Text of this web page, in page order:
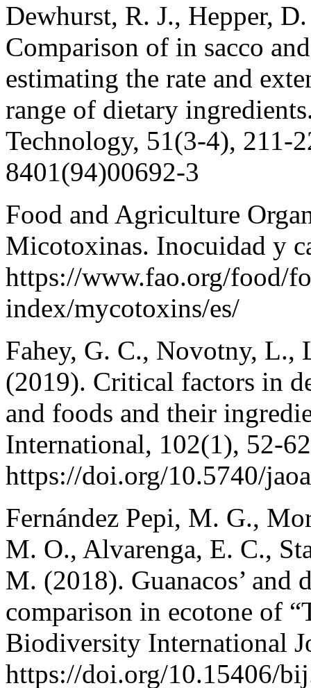
Dewhurst, R. J., Hepper,
Comparison of in sacco
estimating the rate and
range of dietary
Technology, 51(3-4), 211-
8401(94)00692-3
Food and Agriculture
Micotoxinas. Inocuidad y
https://www.fao.org/food/
index/mycotoxins/es/
Fahey, G. C., Novotny, L.,
(2019). Critical factors in
and foods and their
International, 102(1), 52-
https://doi.org/10.5740/
Fernández Pepi, M. G.,
M. O., Alvarenga, E. C.,
M. (2018). Guanacos’ and
comparison in ecotone of
Biodiversity International
https://doi.org/10.15406/